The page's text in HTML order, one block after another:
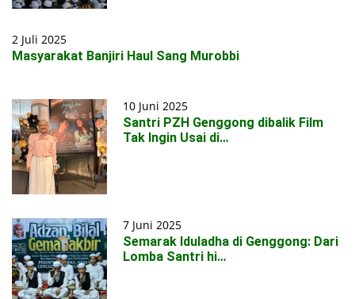
2 Juli 2025
Masyarakat Banjiri Haul Sang Murobbi
10 Juni 2025
Santri PZH Genggong dibalik Film
Tak Ingin Usai di…
7 Juni 2025
Semarak Iduladha di Genggong: Dari
Lomba Santri hi…